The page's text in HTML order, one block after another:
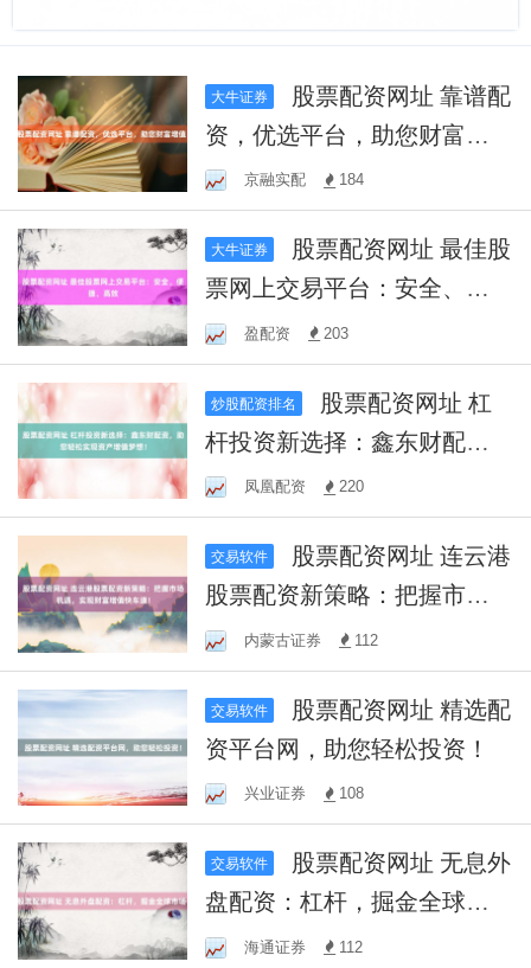
大牛证券
资，优选平台，助您财富增
值！京融实配 184
大牛证券
票网上交易平台：安全、便
捷、高效
盈配资 203
炒股配资排名
杆投资新选择：鑫东财配
资，助您轻松实现资产增值
梦想！
凤凰配资 220
交易软件
股票配资新策略：把握市场
机遇，实现财富增值快车
道！
内蒙古证券 112
交易软件
资平台网，助您轻松投资！
兴业证券 108
交易软件
盘配资：杠杆，掘金全球市
场！海通证券 112